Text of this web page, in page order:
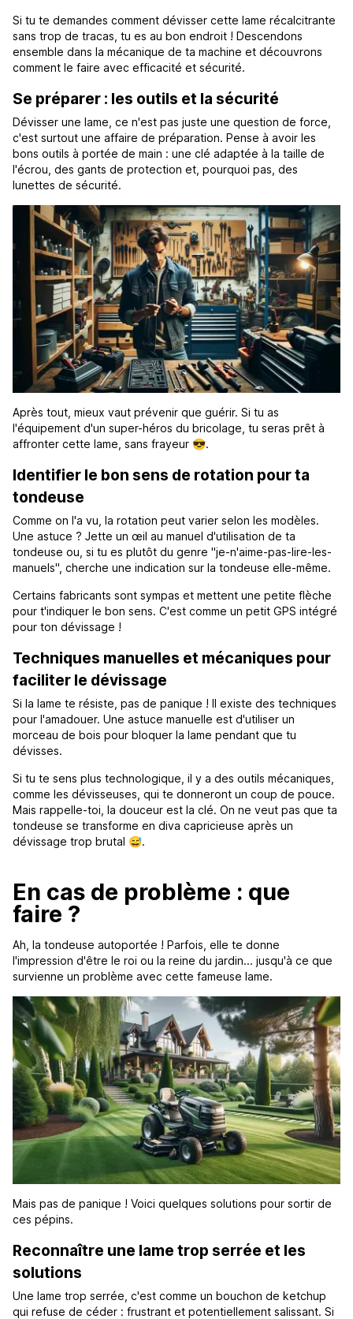
Si tu te demandes comment dévisser cette lame récalcitrante
sans trop de tracas, tu es au bon endroit ! Descendons
ensemble dans la mécanique de ta machine et découvrons
comment le faire avec efficacité et sécurité.
Se préparer : les outils et la sécurité
Dévisser une lame, ce n'est pas juste une question de force,
c'est surtout une affaire de préparation. Pense à avoir les
bons outils à portée de main : une clé adaptée à la taille de
l'écrou, des gants de protection et, pourquoi pas, des
lunettes de sécurité.
Après tout, mieux vaut prévenir que guérir. Si tu as
l'équipement d'un super-héros du bricolage, tu seras prêt à
affronter cette lame, sans frayeur 😎.
Identifier le bon sens de rotation pour ta
tondeuse
Comme on l'a vu, la rotation peut varier selon les modèles.
Une astuce ? Jette un œil au manuel d'utilisation de ta
tondeuse ou, si tu es plutôt du genre "je-n'aime-pas-lire-les-
manuels", cherche une indication sur la tondeuse elle-même.
Certains fabricants sont sympas et mettent une petite flèche
pour t'indiquer le bon sens. C'est comme un petit GPS intégré
pour ton dévissage !
Techniques manuelles et mécaniques pour
faciliter le dévissage
Si la lame te résiste, pas de panique ! Il existe des techniques
pour l'amadouer. Une astuce manuelle est d'utiliser un
morceau de bois pour bloquer la lame pendant que tu
dévisses.
Si tu te sens plus technologique, il y a des outils mécaniques,
comme les dévisseuses, qui te donneront un coup de pouce.
Mais rappelle-toi, la douceur est la clé. On ne veut pas que ta
tondeuse se transforme en diva capricieuse après un
dévissage trop brutal 😅.
En cas de problème : que
faire ?
Ah, la tondeuse autoportée ! Parfois, elle te donne
l'impression d'être le roi ou la reine du jardin... jusqu'à ce que
survienne un problème avec cette fameuse lame.
Mais pas de panique ! Voici quelques solutions pour sortir de
ces pépins.
Reconnaître une lame trop serrée et les
solutions
Une lame trop serrée, c'est comme un bouchon de ketchup
qui refuse de céder : frustrant et potentiellement salissant. Si